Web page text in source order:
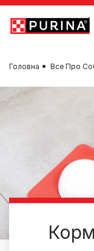
Skip to main content
Головна Все Про